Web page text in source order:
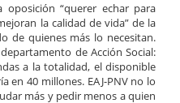
“querer echar para
la calidad de vida” de la
de quienes más lo necesitan.
de Acción Social:
a la totalidad, el disponible
en 40 millones. EAJ-PNV no lo
más y pedir menos a quien